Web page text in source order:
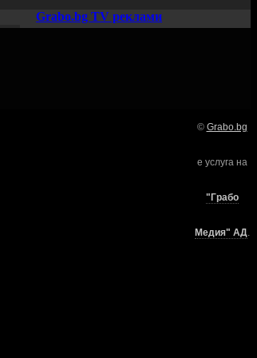
Grabo.bg TV реклами
© Grabo.bg
е услуга на
"Грабо
Медия" АД.